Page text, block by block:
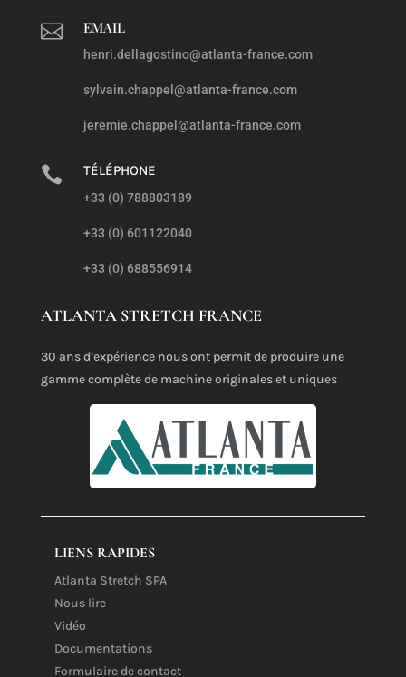
 EMAIL
henri.dellagostino@atlanta-france.com
sylvain.chappel@atlanta-france.com
jeremie.chappel@atlanta-france.com
 TÉLÉPHONE
+33 (0) 788803189
+33 (0) 601122040
+33 (0) 688556914
ATLANTA STRETCH FRANCE
30 ans d’expérience nous ont permit de produire une
gamme complète de machine originales et uniques
LIENS RAPIDES
Atlanta Stretch SPA
Nous lire
Vidéo
Documentations
Formulaire de contact